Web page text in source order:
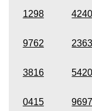
1298 4240
9762 2363
3816 5420
0415 9697